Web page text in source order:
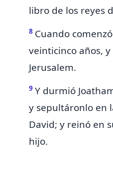
libro de los reyes
8 Cuando
veinticinco años,
Jerusalem.
9 Y durmió
y sepultáronlo en
David; y reinó en
hijo.